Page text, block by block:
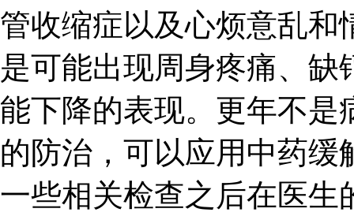
管收缩症以及心烦意乱和
是可能出现周身疼痛、
能下降的表现。更年不是
的防治，可以应用中药
一些相关检查之后在医生